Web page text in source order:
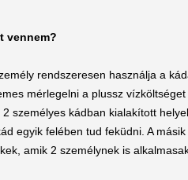
vennem?
rendszeresen használja a
mérlegelni a plussz
személyes kádban kialakított
egyik felében tud feküdni. A
amik 2 személynek is